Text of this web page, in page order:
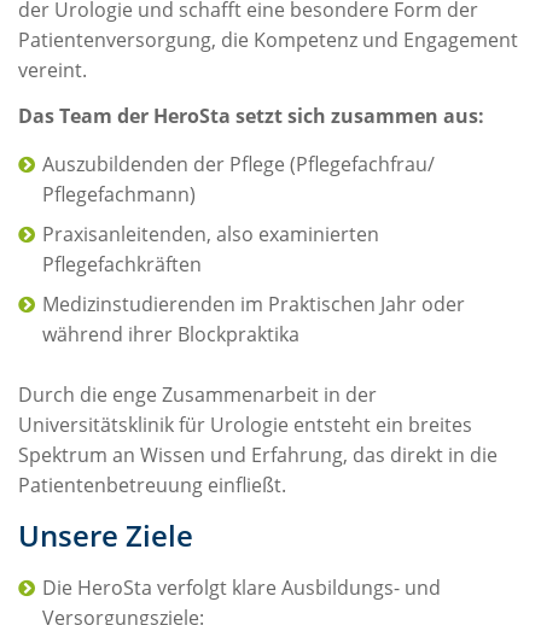
der Urologie und schafft eine besondere Form der
Patientenversorgung, die Kompetenz und Engagement
vereint.
Das Team der HeroSta setzt sich zusammen aus:
Auszubildenden der Pflege (Pflegefachfrau/
Pflegefachmann)
Praxisanleitenden, also examinierten
Pflegefachkräften
Medizinstudierenden im Praktischen Jahr oder
während ihrer Blockpraktika
Durch die enge Zusammenarbeit in der
Universitätsklinik für Urologie entsteht ein breites
Spektrum an Wissen und Erfahrung, das direkt in die
Patientenbetreuung einfließt.
Unsere Ziele
Die HeroSta verfolgt klare Ausbildungs- und
Versorgungsziele: